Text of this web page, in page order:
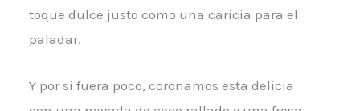
toque dulce justo como una caricia para el
paladar.
Y por si fuera poco, coronamos esta delicia